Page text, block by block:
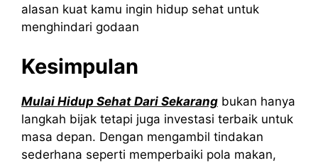
alasan kuat kamu ingin hidup sehat untuk
menghindari godaan
Kesimpulan
Mulai Hidup Sehat Dari Sekarang bukan hanya
langkah bijak tetapi juga investasi terbaik untuk
masa depan. Dengan mengambil tindakan
sederhana seperti memperbaiki pola makan,